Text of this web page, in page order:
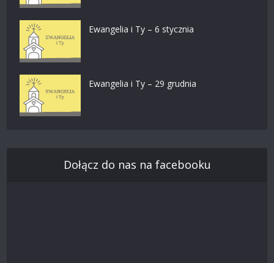
Ewangelia i Ty – 6 stycznia
Ewangelia i Ty – 29 grudnia
Dołącz do nas na facebooku